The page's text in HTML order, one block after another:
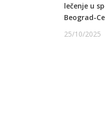
lečenje u
Beograd-
25/10/2025